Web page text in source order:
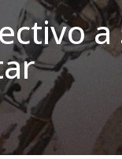
a
Militar